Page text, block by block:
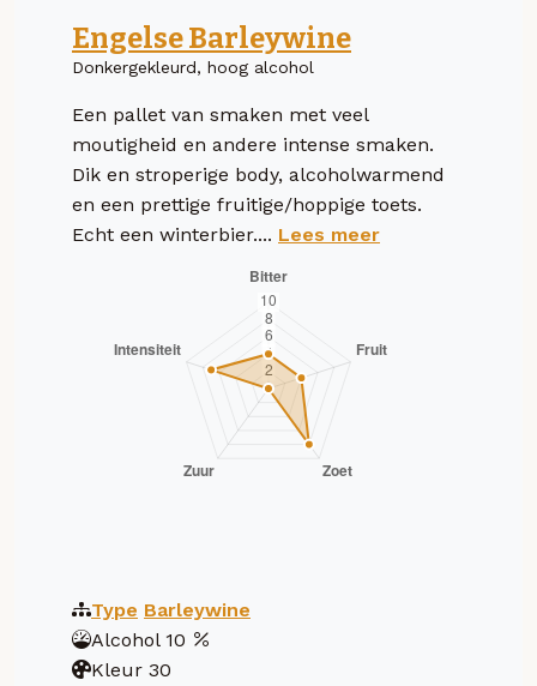
Engelse Barleywine
Donkergekleurd, hoog alcohol
Een pallet van smaken met veel
moutigheid en andere intense smaken.
Dik en stroperige body, alcoholwarmend
en een prettige fruitige/hoppige toets.
Echt een winterbier.... Lees meer
Type Barleywine
Alcohol 10
Kleur 30